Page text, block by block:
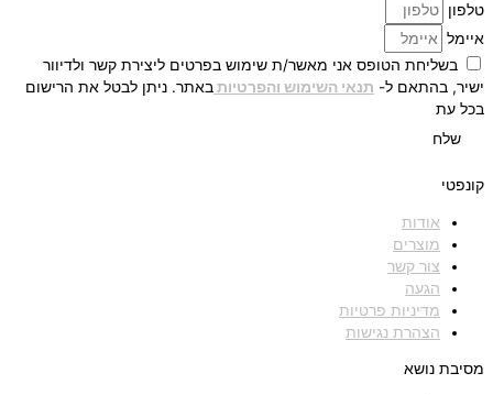
טלפון
איימל
בשליחת הטופס אני מאשר/ת שימוש בפרטים ליצירת קשר ולדיוור
ישיר, בהתאם ל- תנאי השימוש והפרטיותבאתר. ניתן לבטל את הרישום
בכל עת
שלח
קונפטי
אודות
מוצרים
צור קשר
הגעה
מדיניות פרטיות
הצהרת נגישות
מסיבת נושא